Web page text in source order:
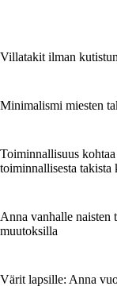
Villatakit ilman
Minimalismi miesten
Toiminnallisuus
toiminnallisesta takista
Anna vanhalle naisten
muutoksilla
Värit lapsille: Anna